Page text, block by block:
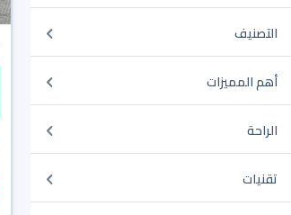
التصنيف
أهم المميزات
الراحة
تقنيات